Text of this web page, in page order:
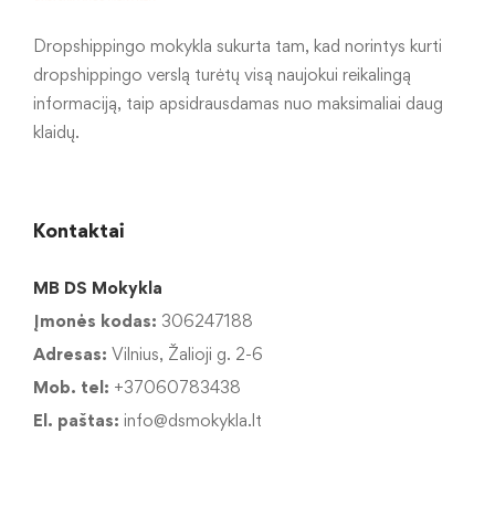
Dropshippingo mokykla sukurta tam, kad norintys kurti
dropshippingo verslą turėtų visą naujokui reikalingą
informaciją, taip apsidrausdamas nuo maksimaliai daug
klaidų.
Kontaktai
MB DS Mokykla
Įmonės kodas: 306247188
Adresas: Vilnius, Žalioji g. 2-6
Mob. tel: +37060783438
El. paštas: info@dsmokykla.lt